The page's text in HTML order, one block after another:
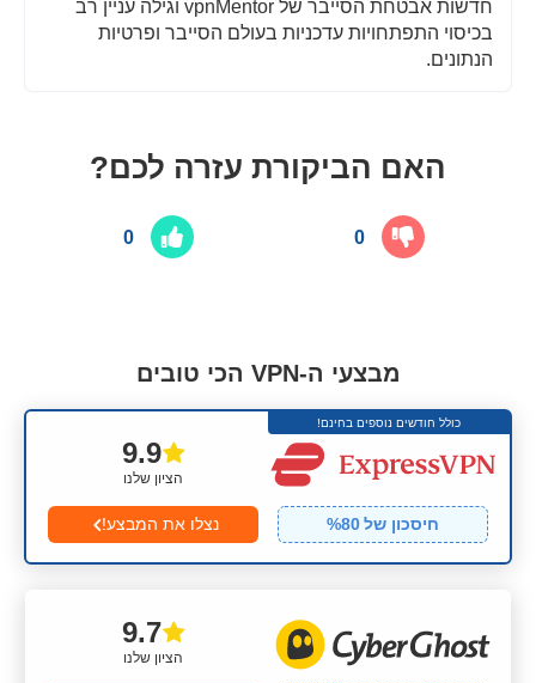
חדשות אבטחת הסייבר של vpnMentor וגילה עניין רב
בכיסוי התפתחויות עדכניות בעולם הסייבר ופרטיות
הנתונים.
האם הביקורת עזרה לכם?
0 0
מבצעי ה-VPN הכי טובים
כולל חודשים נוספים בחינם!
הציון שלנו
9.9
חיסכון של80
% נצלו את המבצע!
הציון שלנו
9.7